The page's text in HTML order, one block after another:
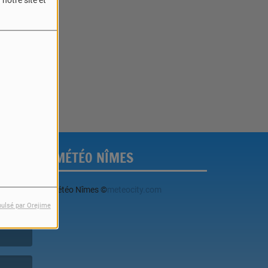
par Orejime
MÉTÉO NÎMES
Météo Nîmes©meteocity.com